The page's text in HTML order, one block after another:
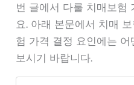
번 글에서 다룰 치매보험
요. 아래 본문에서 치매
험 가격 결정 요인에는
보시기 바랍니다.